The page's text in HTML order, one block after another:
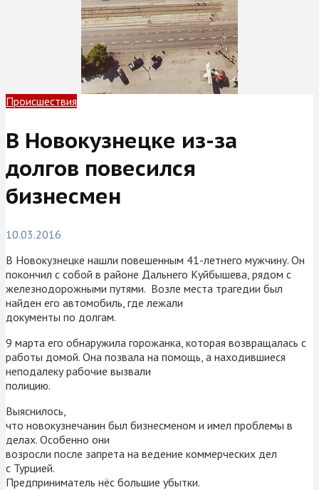
Происшествия
В Новокузнецке из-за
долгов повесился
бизнесмен
10.03.2016
В Новокузнецке нашли повешенным 41-летнего мужчину. Он
покончил с собой в районе Дальнего Куйбышева, рядом с
железнодорожными путями. Возле места трагедии был
найден его автомобиль, где лежали
документы по долгам.
9 марта его обнаружила горожанка, которая возвращалась с
работы домой. Она позвала на помощь, а находившиеся
неподалеку рабочие вызвали
полицию.
Выяснилось,
что новокузнечанин был бизнесменом и имел проблемы в
делах. Особенно они
возросли после запрета на ведение коммерческих дел
с Турцией.
Предприниматель нёс большие убытки.